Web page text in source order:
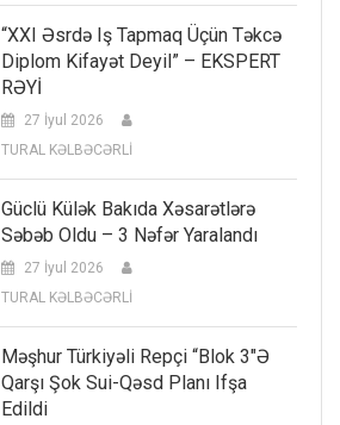
“XXI Əsrdə Iş Tapmaq Üçün Təkcə
Diplom Kifayət Deyil” – EKSPERT
RƏYİ
27 İyul 2026
TURAL KƏLBƏCƏRLİ
Güclü Külək Bakıda Xəsarətlərə
Səbəb Oldu – 3 Nəfər Yaralandı
27 İyul 2026
TURAL KƏLBƏCƏRLİ
Məşhur Türkiyəli Repçi “Blok 3″ə
Qarşı Şok Sui-Qəsd Planı Ifşa
Edildi